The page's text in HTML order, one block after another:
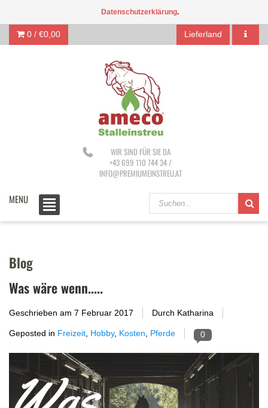
0 / €0,00 Lieferland
WIR SIND FÜR SIE DA
+43 699 110 744 34 /
INFO@PREMIUMEINSTREU.AT
MENU
Blog
Was wäre wenn.....
Geschrieben am 7 Februar 2017 Durch Katharina
Geposted in Freizeit Hobby, Kosten Pferde 0
Datenschutzerklärung.